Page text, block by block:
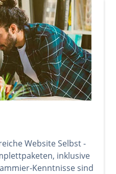
Website Selbst -
inklusive
Kenntnisse sind